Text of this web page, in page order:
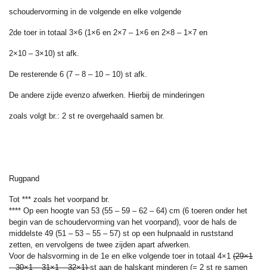
schoudervorming in de volgende en elke volgende
2de toer in totaal 3×6 (1×6 en 2×7 – 1×6 en 2×8 – 1×7 en
2×10 – 3×10) st afk.
De resterende 6 (7 – 8 – 10 – 10) st afk.
De andere zijde evenzo afwerken. Hierbij de minderingen
zoals volgt br.: 2 st re overgehaald samen br.
Rugpand
Tot *** zoals het voorpand br.
**** Op een hoogte van 53 (55 – 59 – 62 – 64) cm (6 toeren onder het
begin van de schoudervorming van het voorpand), voor de hals de
middelste 49 (51 – 53 – 55 – 57) st op een hulpnaald in ruststand
zetten, en vervolgens de twee zijden apart afwerken.
Voor de halsvorming in de 1e en elke volgende toer in totaal 4×1 (29×1
– 30×1 – 31×1 – 32×1)st aan de halskant minderen (= 2 st re samen